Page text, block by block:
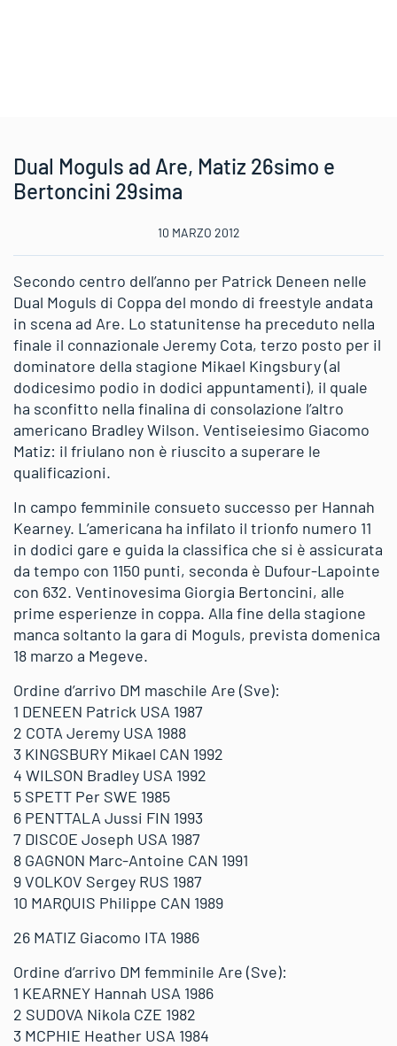
Dual Moguls ad Are, Matiz 26simo e
Bertoncini 29sima
10 MARZO 2012
Secondo centro dell’anno per Patrick Deneen nelle
Dual Moguls di Coppa del mondo di freestyle andata
in scena ad Are. Lo statunitense ha preceduto nella
finale il connazionale Jeremy Cota, terzo posto per il
dominatore della stagione Mikael Kingsbury (al
dodicesimo podio in dodici appuntamenti), il quale
ha sconfitto nella finalina di consolazione l’altro
americano Bradley Wilson. Ventiseiesimo Giacomo
Matiz: il friulano non è riuscito a superare le
qualificazioni.
In campo femminile consueto successo per Hannah
Kearney. L’americana ha infilato il trionfo numero 11
in dodici gare e guida la classifica che si è assicurata
da tempo con 1150 punti, seconda è Dufour-Lapointe
con 632. Ventinovesima Giorgia Bertoncini, alle
prime esperienze in coppa. Alla fine della stagione
manca soltanto la gara di Moguls, prevista domenica
18 marzo a Megeve.
Ordine d’arrivo DM maschile Are (Sve):
1 DENEEN Patrick USA 1987
2 COTA Jeremy USA 1988
3 KINGSBURY Mikael CAN 1992
4 WILSON Bradley USA 1992
5 SPETT Per SWE 1985
6 PENTTALA Jussi FIN 1993
7 DISCOE Joseph USA 1987
8 GAGNON Marc-Antoine CAN 1991
9 VOLKOV Sergey RUS 1987
10 MARQUIS Philippe CAN 1989
26 MATIZ Giacomo ITA 1986
Ordine d’arrivo DM femminile Are (Sve):
1 KEARNEY Hannah USA 1986
2 SUDOVA Nikola CZE 1982
3 MCPHIE Heather USA 1984